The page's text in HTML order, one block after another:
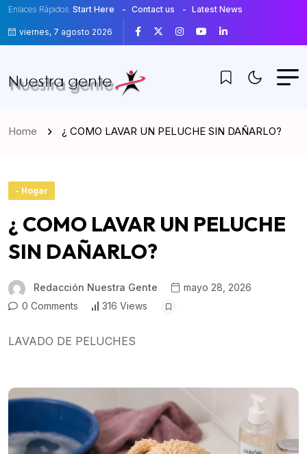
Enlaces Rápidos Start Here Contact us Latest News
viernes, 7 agosto 2026
Home ¿ COMO LAVAR UN PELUCHE SIN DAÑARLO?
- Hogar
¿ COMO LAVAR UN PELUCHE
SIN DAÑARLO?
Redacción Nuestra Gente
mayo 28, 2026
0 Comments
316 Views
LAVADO DE PELUCHES